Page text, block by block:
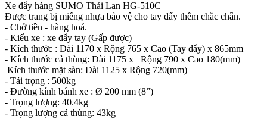
Xe đẩy hàng SUMO Thái Lan HG-510C
Được trang bị miếng nhựa bảo vệ cho tay đẩy thêm chắc chắn.
- Chở tiền - hàng hoá.
- Kiểu xe : xe đẩy tay (Gấp được)
- Kích thước : Dài 1170 x Rộng 765 x Cao (Tay đẩy) x 865mm
- Kích thước cả thùng: Dài 1175 x Rộng 790 x Cao 180(mm)
Kích thước mặt sàn: Dài 1125 x Rộng 720(mm)
- Tải trọng : 500kg
- Đường kính bánh xe : Ø 200 mm (8”)
- Trọng lượng: 40.4kg
- Trọng lượng cả thùng: 43kg